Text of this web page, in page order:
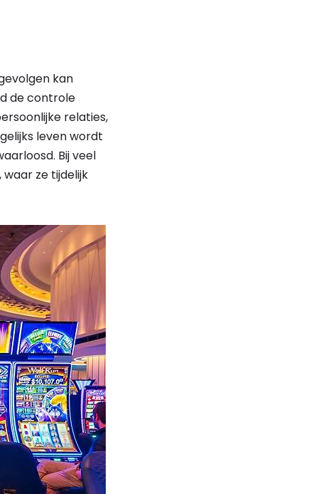
kan
de controle
relaties,
leven wordt
Bij veel
, waar ze tijdelijk